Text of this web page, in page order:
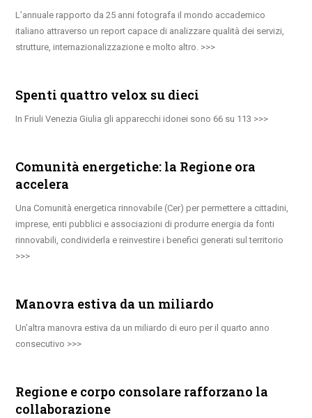
L’annuale rapporto da 25 anni fotografa il mondo accademico
italiano attraverso un report capace di analizzare qualità dei servizi,
strutture, internazionalizzazione e molto altro.
Spenti quattro velox su dieci
In Friuli Venezia Giulia gli apparecchi idonei sono 66 su 113
Comunità energetiche: la Regione ora
accelera
Una Comunità energetica rinnovabile (Cer) per permettere a cittadini,
imprese, enti pubblici e associazioni di produrre energia da fonti
rinnovabili, condividerla e reinvestire i benefici generati sul territorio
Manovra estiva da un miliardo
Un’altra manovra estiva da un miliardo di euro per il quarto anno
consecutivo
Regione e corpo consolare rafforzano la
collaborazione